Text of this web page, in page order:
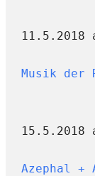
Musik der
Azephal +